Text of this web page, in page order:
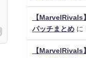
【MarvelRivals
パッチまとめに
【MarvelRivals